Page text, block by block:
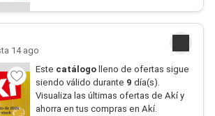
14 ago
Este catálogo lleno de ofertas sigue
siendo válido durante 9 día(s).
Visualiza las últimas ofertas de Akí y
ahorra en tus compras en Akí.